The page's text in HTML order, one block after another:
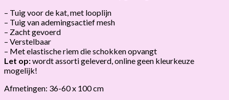
– Tuig voor de kat, met looplijn
– Tuig van ademingsactief mesh
– Zacht gevoerd
– Verstelbaar
– Met elastische riem die schokken opvangt
Let op:wordt assorti geleverd, online geen kleurkeuze
mogelijk!
Afmetingen: 36-60 x 100 cm